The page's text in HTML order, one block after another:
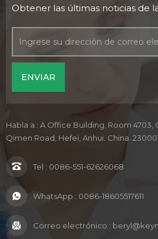
Obtener las últimas noticias de
Habla a : A Office Building, Room 4703,
Qimen Road, Hefei, Anhui. China.
Tel : 0086-551-62626068
WhatsApp : 0086-18605517611
Correo electrónico :